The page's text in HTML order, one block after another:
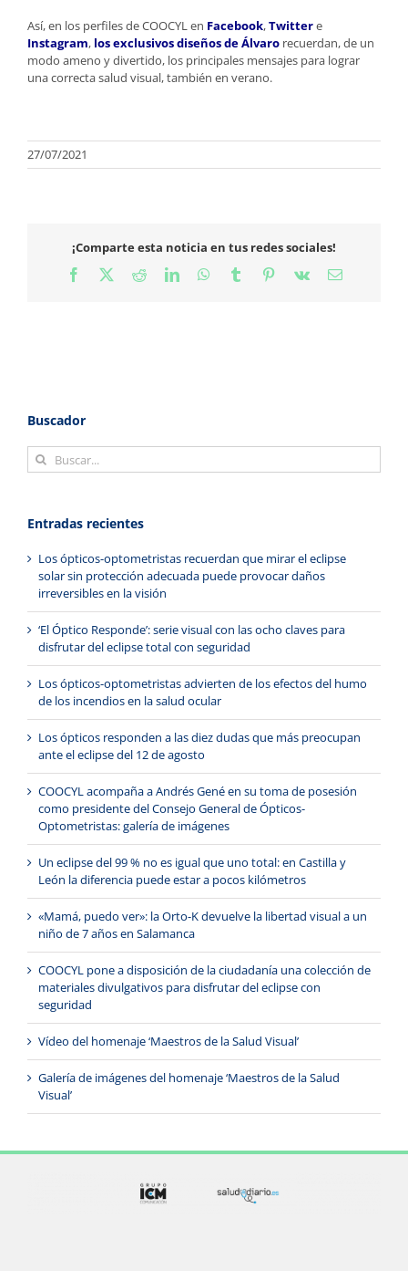
Así, en los perfiles de COOCYL en Facebook,Twittere
Instagram, los exclusivos diseños de Álvaro recuerdan, de un
modo ameno y divertido, los principales mensajes para lograr
una correcta salud visual, también en verano.
27/07/2021
¡Comparte esta noticia en tus redes sociales!
Facebook
X RedditLinkedInWhatsApp
TumblrPinterest
Vk
Correo
Buscador
Buscar:
Entradas recientes
Los ópticos-optometristas recuerdan que mirar el eclipse
solar sin protección adecuada puede provocar daños
irreversibles en la visión
‘El Óptico Responde’: serie visual con las ocho claves para
disfrutar del eclipse total con seguridad
Los ópticos-optometristas advierten de los efectos del humo
de los incendios en la salud ocular
Los ópticos responden a las diez dudas que más preocupan
ante el eclipse del 12 de agosto
COOCYL acompaña a Andrés Gené en su toma de posesión
como presidente del Consejo General de Ópticos-
Optometristas: galería de imágenes
Un eclipse del 99 % no es igual que uno total: en Castilla y
León la diferencia puede estar a pocos kilómetros
«Mamá, puedo ver»: la Orto-K devuelve la libertad visual a un
niño de 7 años en Salamanca
COOCYL pone a disposición de la ciudadanía una colección de
materiales divulgativos para disfrutar del eclipse con
seguridad
Vídeo del homenaje ‘Maestros de la Salud Visual’
Galería de imágenes del homenaje ‘Maestros de la Salud
Visual’